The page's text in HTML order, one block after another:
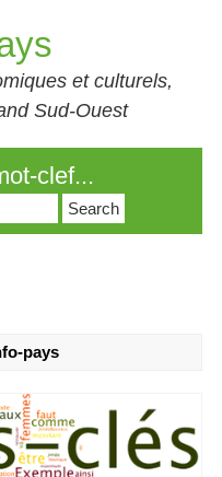
et culturels,
Sud-Ouest
clef...
pays